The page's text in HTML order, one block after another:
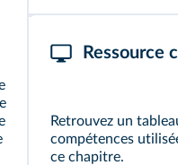
Ressource
Retrouvez un
compétences
ce chapitre.